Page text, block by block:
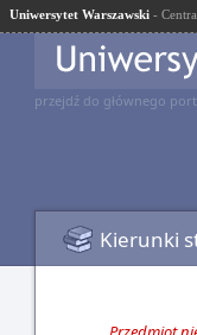
Uniwersytet Warszawski -
przejdź do głównego
Kierunki